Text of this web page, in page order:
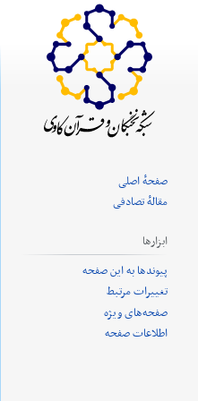
صفحهٔ اصلی
مقالهٔ تصادفی
ابزارها
پیوندها به این صفحه
تغییرات مرتبط
صفحه‌های ویژه
اطلاعات صفحه